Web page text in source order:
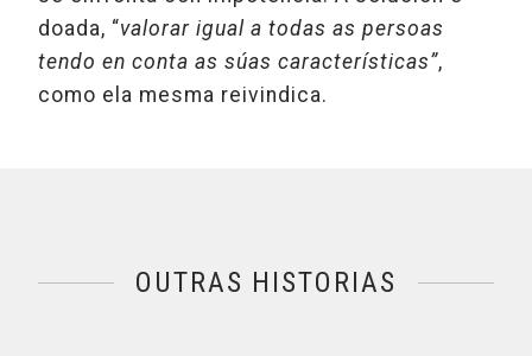
doada, “valorar igual a todas as persoas
tendo en conta as súas características”,
como ela mesma reivindica.
OUTRAS HISTORIAS